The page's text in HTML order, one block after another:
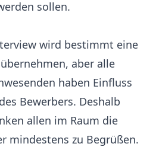
sollen.
wird bestimmt eine
aber alle
haben Einfluss
Bewerbers. Deshalb
allen im Raum die
mindestens zu Begrüßen.